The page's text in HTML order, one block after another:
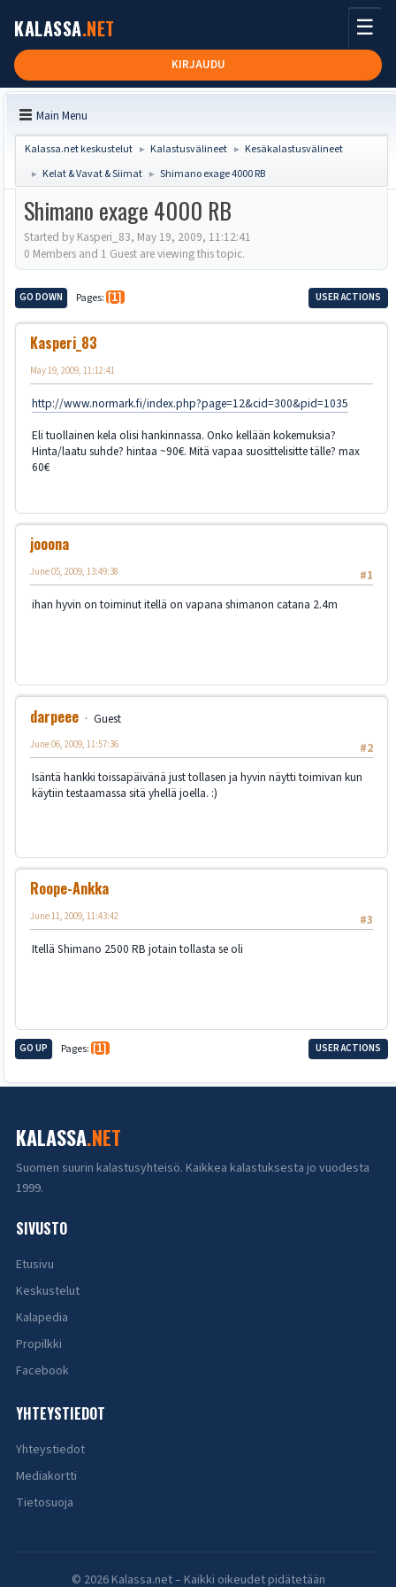
KALASSA.NET
KIRJAUDU
☰
Main Menu
Kalassa.net keskustelut ► Kalastusvälineet ► Kesäkalastusvälineet
► Kelat & Vavat & Siimat ► Shimano exage 4000 RB
Shimano exage 4000 RB
Started by Kasperi_83, May 19, 2009, 11:12:41
0 Members and 1 Guest are viewing this topic.
GO DOWN Pages 1 USER ACTIONS
Kasperi_83
May 19, 2009, 11:12:41
http://www.normark.fi/index.php?page=12&cid=300&pid=1035
Eli tuollainen kela olisi hankinnassa. Onko kellään kokemuksia?
Hinta/laatu suhde? hintaa ~90€. Mitä vapaa suosittelisitte tälle? max
60€
jooona
#1
June 05, 2009, 13:49:38
ihan hyvin on toiminut itellä on vapana shimanon catana 2.4m
darpeee
Guest
#2
June 06, 2009, 11:57:36
Isäntä hankki toissapäivänä just tollasen ja hyvin näytti toimivan kun
käytiin testaamassa sitä yhellä joella. :)
Roope-Ankka
#3
June 11, 2009, 11:43:42
Itellä Shimano 2500 RB jotain tollasta se oli
GO UP Pages 1 USER ACTIONS
KALASSA.NET
Suomen suurin kalastusyhteisö. Kaikkea kalastuksesta jo vuodesta
1999.
SIVUSTO
Etusivu
Keskustelut
Kalapedia
Propilkki
Facebook
YHTEYSTIEDOT
Yhteystiedot
Mediakortti
Tietosuoja
© 2026 Kalassa.net – Kaikki oikeudet pidätetään